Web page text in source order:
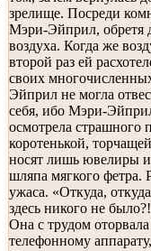
зрелище. Посреди
Мэри-Эйприл, обретя
воздуха. Когда же
второй раз ей
своих
Эйприл не могла
себя, ибо Мэри-
осмотрела
коротенькой,
носят лишь ювелиры и
шляпа мягкого
ужаса. «Откуда,
здесь никого не
Она с трудом
телефонному